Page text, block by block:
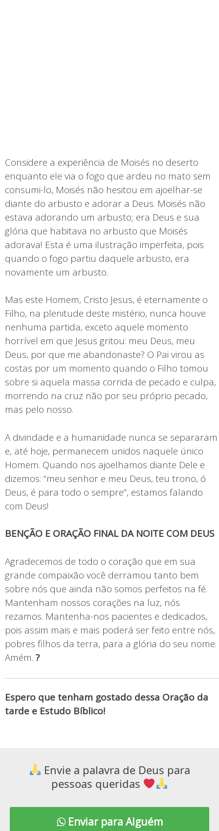
Considere a experiência de Moisés no deserto
enquanto ele via o fogo que ardeu no mato sem
consumi-lo, Moisés não hesitou em ajoelhar-se
diante do arbusto e adorar a Deus. Moisés não
estava adorando um arbusto; era Deus e sua
glória que habitava no arbusto que Moisés
adorava! Esta é uma ilustração imperfeita, pois
quando o fogo partiu daquele arbusto, era
novamente um arbusto.
Mas este Homem, Cristo Jesus, é eternamente o
Filho, na plenitude deste mistério, nunca houve
nenhuma partida, exceto aquele momento
horrível em que Jesus gritou: meu Deus, meu
Deus, por que me abandonaste? O Pai virou as
costas por um momento quando o Filho tomou
sobre si aquela massa corrida de pecado e culpa,
morrendo na cruz não por seu próprio pecado,
mas pelo nosso.
A divindade e a humanidade nunca se separaram
e, até hoje, permanecem unidos naquele único
Homem. Quando nos ajoelhamos diante Dele e
dizemos: “meu senhor e meu Deus, teu trono, ó
Deus, é para todo o sempre”, estamos falando
com Deus!
BENÇÃO E ORAÇÃO FINAL DA NOITE COM DEUS
Agradecemos de todo o coração que em sua
grande compaixão você derramou tanto bem
sobre nós que ainda não somos perfeitos na fé.
Mantenham nossos corações na luz, nós
rezamos. Mantenha-nos pacientes e dedicados,
pois assim mais e mais poderá ser feito entre nós,
pobres filhos da terra, para a glória do seu nome.
Amém. ?
Espero que tenham gostado dessa Oração da
tarde e Estudo Bíblico!
Envie a palavra de Deus para
pessoas queridas
Enviar para Alguém